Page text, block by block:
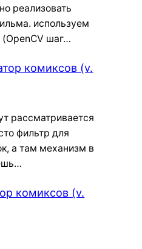
реализовать
используем
(OpenCV шаг…
комиксов (v.
рассматривается
фильтр для
а там механизм в
комиксов (v.